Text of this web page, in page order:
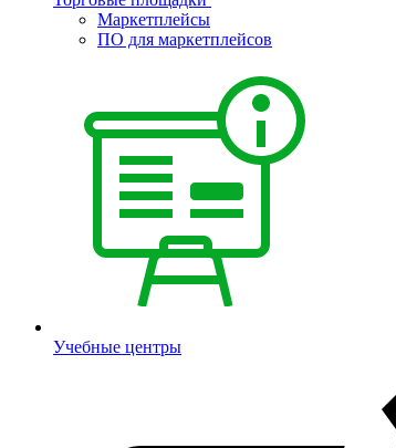
Маркетплейсы
ПО для маркетплейсов
Учебные центры